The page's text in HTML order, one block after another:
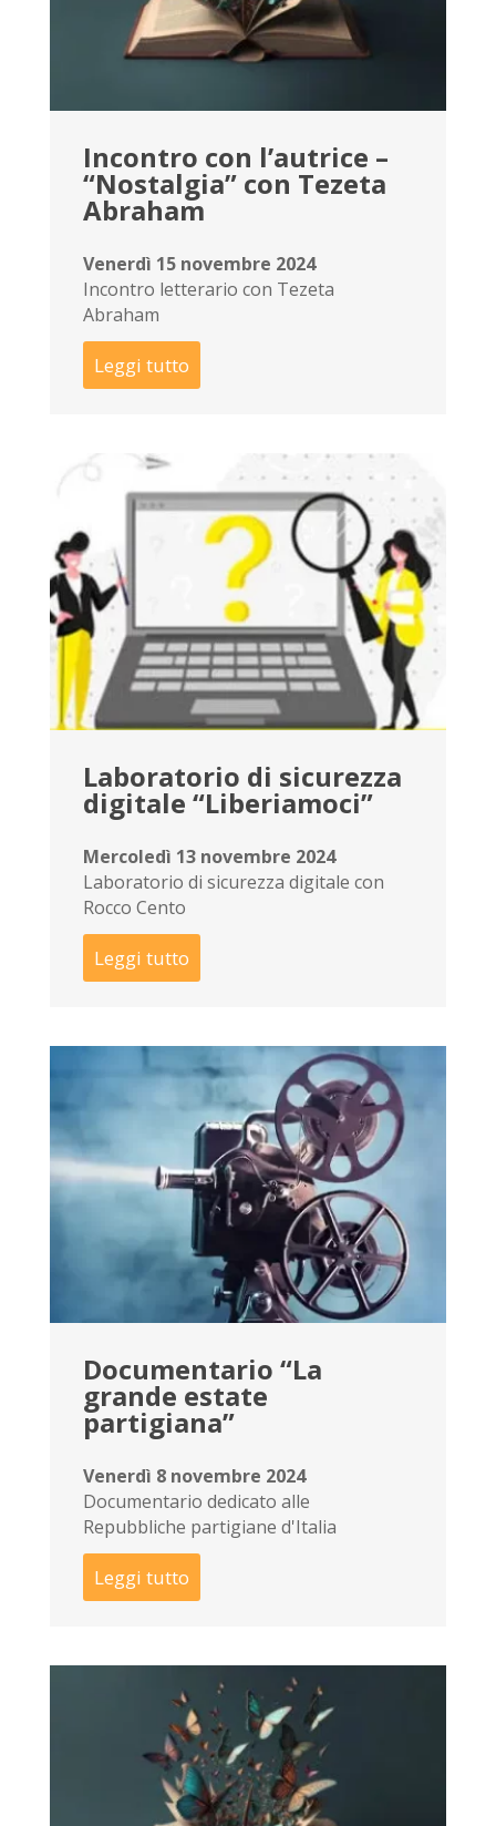
Incontro con l’autrice –
“Nostalgia” con Tezeta
Abraham
Venerdì 15 novembre 2024
Incontro letterario con Tezeta
Abraham
Leggi tutto
Laboratorio di sicurezza
digitale “Liberiamoci”
Mercoledì 13 novembre 2024
Laboratorio di sicurezza digitale con
Rocco Cento
Leggi tutto
Documentario “La
grande estate
partigiana”
Venerdì 8 novembre 2024
Documentario dedicato alle
Repubbliche partigiane d'Italia
Leggi tutto